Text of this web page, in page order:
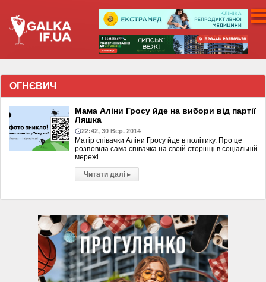
ОГНЄВИЧ
Мама Аліни Гросу йде на вибори від партії
Ляшка
22:42, 30 Вер. 2014
Матір співачки Аліни Гросу йде в політику. Про це
розповіла сама співачка на своїй сторінці в соціальній
мережі.
Читати далі ▸